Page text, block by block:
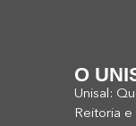
O
Unisal:
Reitoria